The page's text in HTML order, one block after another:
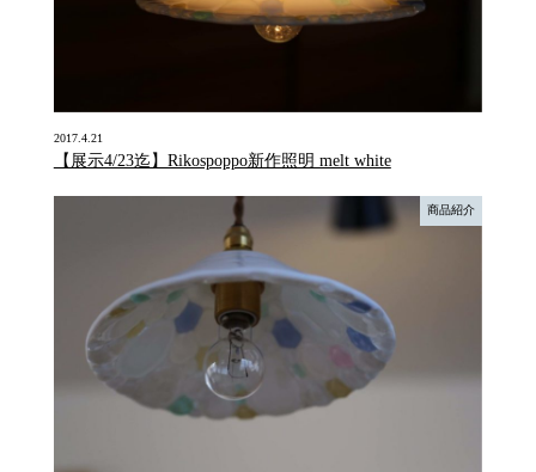
2017.4.21
【展示4/23迄】Rikospoppo新作照明 melt white
商品紹介